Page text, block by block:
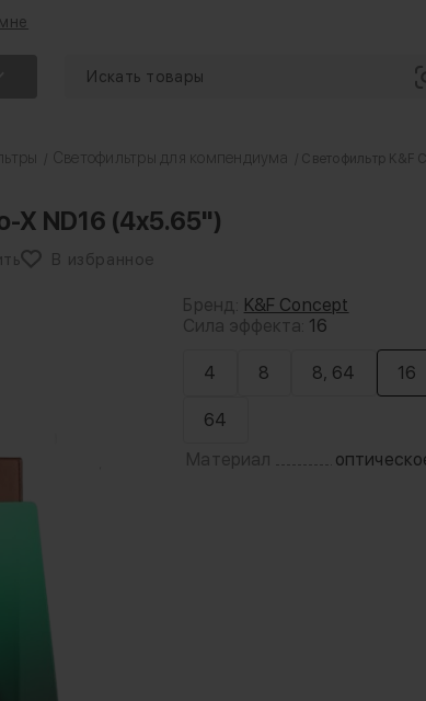
Светофильтры для компендиума / Светофильтр K&F
X ND16 (4x5.65")
В избранное
Бренд: K&F Concept
Сила эффекта: 16
4 8 8, 64 16
64
Материал